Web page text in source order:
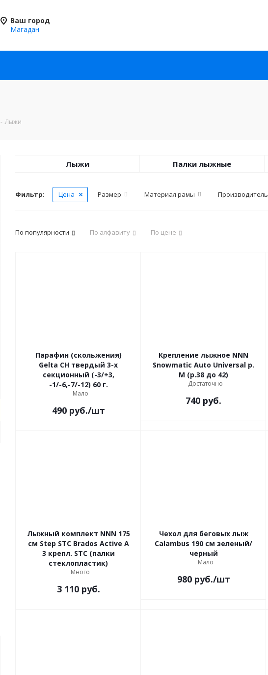
Ваш город
Магадан
- Лыжи
Лыжи Палки лыжные
Фильтр: Цена Размер Материал рамы Производитель
По популярности По алфавиту По цене
Парафин (скольжения)
Gelta CH твердый 3-х
секционный (-3/+3,
-1/-6,-7/-12) 60 г.
Мало
490руб./шт
Крепление лыжное NNN
Snowmatic Auto Universal р.
М (р.38 до 42)
Достаточно
740 руб.
Лыжный комплект NNN 175
см Step STC Brados Active A
3 крепл. STC (палки
стеклопластик)
Много
3 110руб.
Чехол для беговых лыж
Calambus 190 см зеленый/
черный
Мало
980руб./шт